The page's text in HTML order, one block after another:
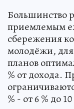
Большинство
приемлемым
сбережения
молодёжи,
планов
% от дохода.
% - от 6 % до